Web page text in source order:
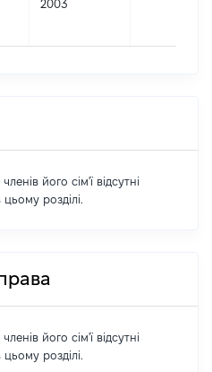
2003
його сім'ї відсутні
розділі.
його сім'ї відсутні
розділі.